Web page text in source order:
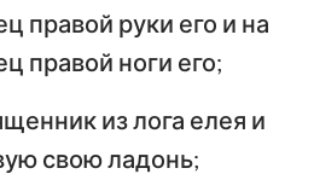
правой руки его и на
правой ноги его;
из лога елея и
свою ладонь;